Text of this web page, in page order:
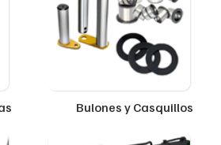
Bulones y Casquillos